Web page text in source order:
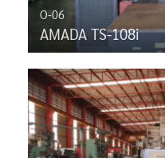
O-06
AMADA TS-108i